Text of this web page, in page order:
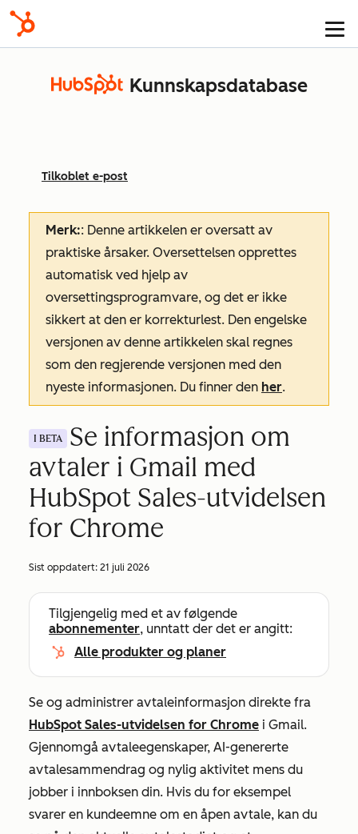
Kunnskapsdatabase
Tilkoblet e-post
Merk:: Denne artikkelen er oversatt av
praktiske årsaker. Oversettelsen opprettes
automatisk ved hjelp av
oversettingsprogramvare, og det er ikke
sikkert at den er korrekturlest. Den engelske
versjonen av denne artikkelen skal regnes
som den regjerende versjonen med den
nyeste informasjonen. Du finner den her.
I BETA
Se informasjon om
avtaler i Gmail med
HubSpot Sales-utvidelsen
for Chrome
Sist oppdatert: 21 juli 2026
Tilgjengelig med et av følgende
abonnementer, unntatt der det er angitt:
Alle produkter og planer
Se og administrer avtaleinformasjon direkte fra
HubSpot Sales-utvidelsen for Chrome i Gmail.
Gjennomgå avtaleegenskaper, AI-genererte
avtalesammendrag og nylig aktivitet mens du
jobber i innboksen din. Hvis du for eksempel
svarer en kundeemne om en åpen avtale, kan du